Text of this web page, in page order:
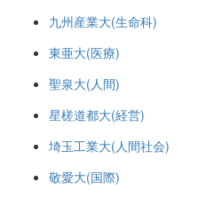
九州産業大(生命科)
東亜大(医療)
聖泉大(人間)
星槎道都大(経営)
埼玉工業大(人間社会)
敬愛大(国際)